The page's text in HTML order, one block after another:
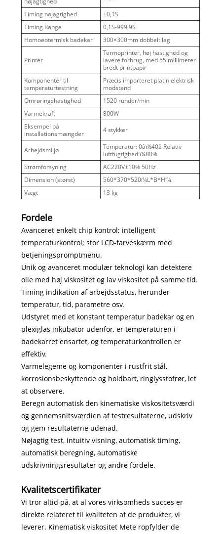
Timing nøjagtighed
±0,1S
Timing Range
0,1S-999,9S
Homoeotermisk badekar
300×300mm dobbelt lag
Printer
Termoprinter, høj hastighed og
lavere forbrug, med 55 millimeter
bredt printpapir
Komponenter til
temperaturtestning
Præcis importeret platin elektrisk
modstand
Omrøringshastighed
1520 runder/min
Varmekraft
800W
Eksempel på
installationsmængder
4 stykker
Arbejdsmiljø
Temperatur: 0âï½40â Relativ
luftfugtighed:ï¼80%
Strømforsyning
AC220V±10% 50Hz
Dimension (størst)
560*370*520ï¼L*B*Hï¼
Vægt
13 kg
Fordele
Avanceret enkelt chip kontrol; intelligent
temperaturkontrol; stor LCD-farveskærm med
betjeningspromptmenu.
Unik og avanceret modulær teknologi kan detektere
olie med høj viskositet og lav viskositet på samme tid.
Timing indikation af arbejdsstatus, herunder
temperatur, tid, parametre osv.
Udstyret med et konstant temperatur badekar og en
plexiglas inkubator udenfor, er temperaturen i
badekarret ensartet, og temperaturkontrollen er
effektiv.
Varmelegeme og komponenter i rustfrit stål,
korrosionsbeskyttende og holdbart, ringlysstofrør, let
at observere.
Beregn automatisk den kinematiske viskositetsværdi
og gennemsnitsværdien af ​​testresultaterne, udskriv
og gem resultaterne udenad.
Nøjagtig test, intuitiv visning, automatisk timing,
automatisk beregning, automatiske
udskrivningsresultater og andre fordele.
Kvalitetscertifikater
Vi tror altid på, at al vores virksomheds succes er
direkte relateret til kvaliteten af ​​de produkter, vi
leverer. Kinematisk viskositet Mete ropfylder de